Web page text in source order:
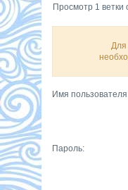
Просмотр 1 ветки
Для
Имя
Пароль: